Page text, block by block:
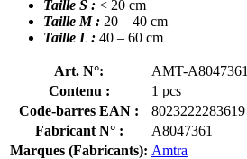
Taille S : < 20 cm
Taille M : 20 – 40 cm
Taille L : 40 – 60 cm
Art. N°:
AMT-A8047361
Contenu :
1 pcs
Code-barres EAN :
8023222283619
Fabricant N° :
A8047361
Marques (Fabricants): Amtra